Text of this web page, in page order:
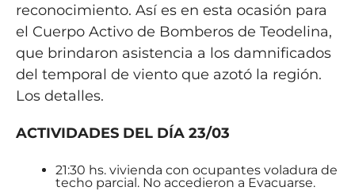
reconocimiento. Así es en esta ocasión para
el Cuerpo Activo de Bomberos de Teodelina,
que brindaron asistencia a los damnificados
del temporal de viento que azotó la región.
Los detalles.
ACTIVIDADES DEL DÍA 23/03
21:30 hs. vivienda con ocupantes voladura de
techo parcial. No accedieron a Evacuarse.